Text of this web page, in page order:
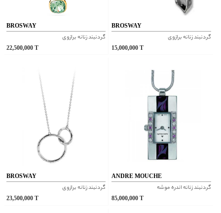
BROSWAY
گردنبند زنانه برازوی
22,500,000
BROSWAY
گردنبند زنانه برازوی
15,000,000
BROSWAY
گردنبند زنانه برازوی
23,500,000
ANDRE MOUCHE
گردنبند زنانه اندره موشه
85,000,000